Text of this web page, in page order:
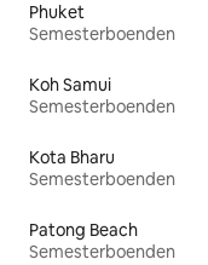
Phuket
Semesterboenden
Koh Samui
Semesterboenden
Kota Bharu
Semesterboenden
Patong Beach
Semesterboenden